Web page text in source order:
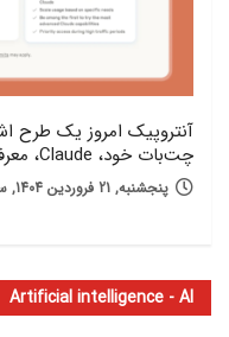
چت‌بات خود، Claude، معرفی کرد
پنجشنبه, 21 فروردین 1404, ساعت 14:17
Artificial intelligence - AI